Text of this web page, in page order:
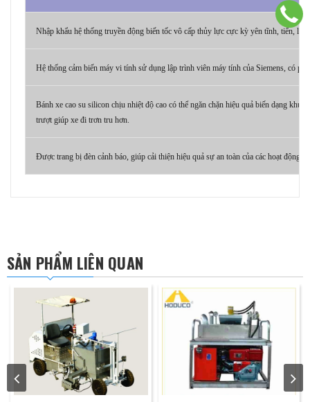
Nhập khẩu hệ thống truyền động biến tốc vô cấp thủy lực cực kỳ yên tĩnh, tiến, lùi
Hệ thống cảm biến máy vi tính sử dụng lập trình viên máy tính của Siemens, có
Bánh xe cao su silicon chịu nhiệt độ cao có thể ngăn chặn hiệu quả biến dạng khử
trượt giúp xe đi trơn tru hơn.
Được trang bị đèn cảnh báo, giúp cải thiện hiệu quả sự an toàn của các hoạt động
SẢN PHẨM LIÊN QUAN